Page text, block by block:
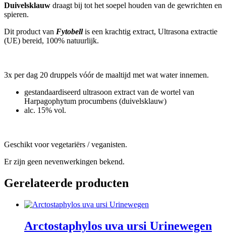
Duivelsklauw draagt bij tot het soepel houden van de gewrichten en
spieren.
Dit product van Fytobellis een krachtig extract, Ultrasona extractie
(UE) bereid, 100% natuurlijk.
3x per dag 20 druppels vóór de maaltijd met wat water innemen.
gestandaardiseerd ultrasoon extract van de wortel van
Harpagophytum procumbens (duivelsklauw)
alc. 15% vol.
Geschikt voor vegetariërs / veganisten.
Er zijn geen nevenwerkingen bekend.
Gerelateerde producten
Arctostaphylos uva ursi Urinewegen